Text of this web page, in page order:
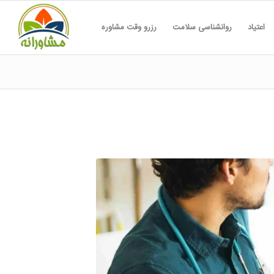
اعتیاد روانشناسی سلامت رزرو وقت مشاوره